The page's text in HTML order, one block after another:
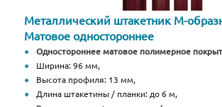
Металлический штакетник М-
Матовое одностороннее
Одностороннее матовое полимерное
Ширина: 96 мм,
Высота профиля: 13 мм,
Длина штакетины / планки: до 6 м,